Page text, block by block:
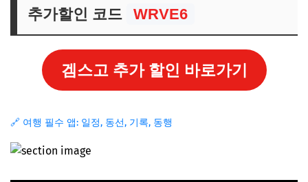
추가할인 코드 WRVE6
겜스고 추가 할인 바로가기
🔗 여행 필수 앱: 일정, 동선, 기록, 동행